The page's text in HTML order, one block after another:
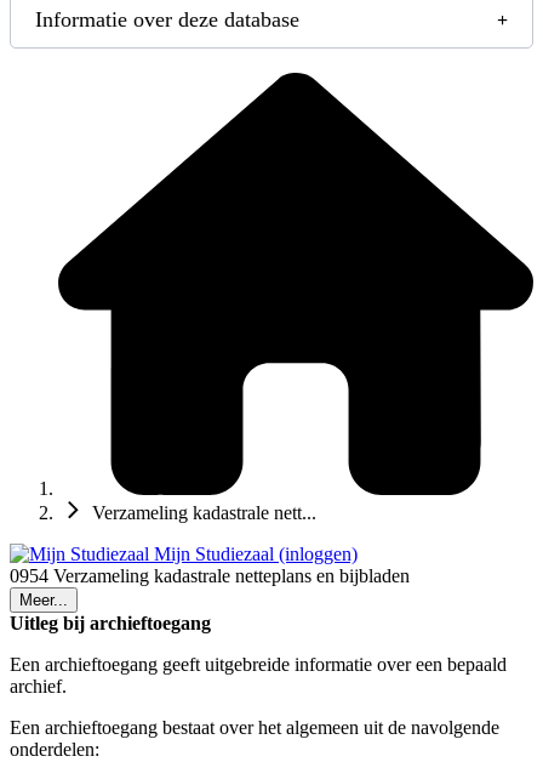
Informatie over deze database
Verzameling kadastrale nett...
Mijn Studiezaal (inloggen)
0954 Verzameling kadastrale netteplans en bijbladen
Meer...
Uitleg bij archieftoegang
Een archieftoegang geeft uitgebreide informatie over een bepaald
archief.
Een archieftoegang bestaat over het algemeen uit de navolgende
onderdelen: